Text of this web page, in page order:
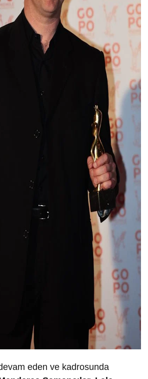
eden ve kadrosunda